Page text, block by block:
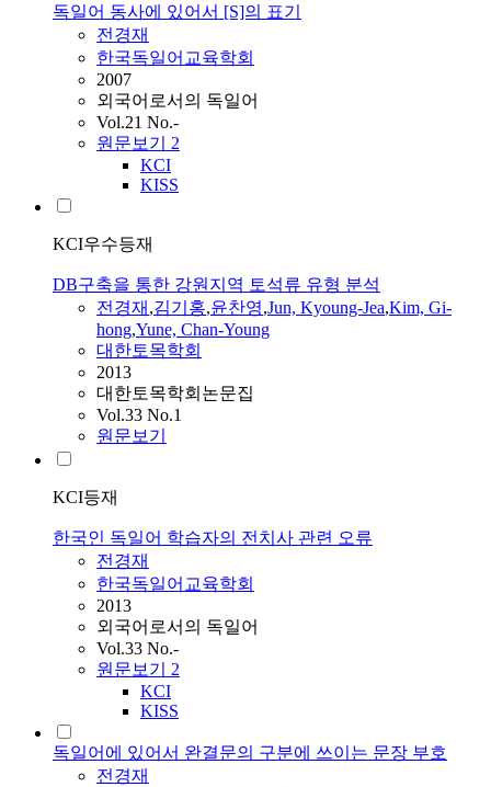
독일어 동사에 있어서 [S]의 표기
전경재
한국독일어교육학회
2007
외국어로서의 독일어
Vol.21 No.-
원문보기 2
KCI
KISS
KCI우수등재
DB구축을 통한 강원지역 토석류 유형 분석
전경재 ,김기홍,윤찬영,Jun, Kyoung-Jea,Kim, Gi-
hong,Yune, Chan-Young
대한토목학회
2013
대한토목학회논문집
Vol.33 No.1
원문보기
KCI등재
한국인 독일어 학습자의 전치사 관련 오류
전경재
한국독일어교육학회
2013
외국어로서의 독일어
Vol.33 No.-
원문보기 2
KCI
KISS
독일어에 있어서 완결문의 구분에 쓰이는 문장 부호
전경재